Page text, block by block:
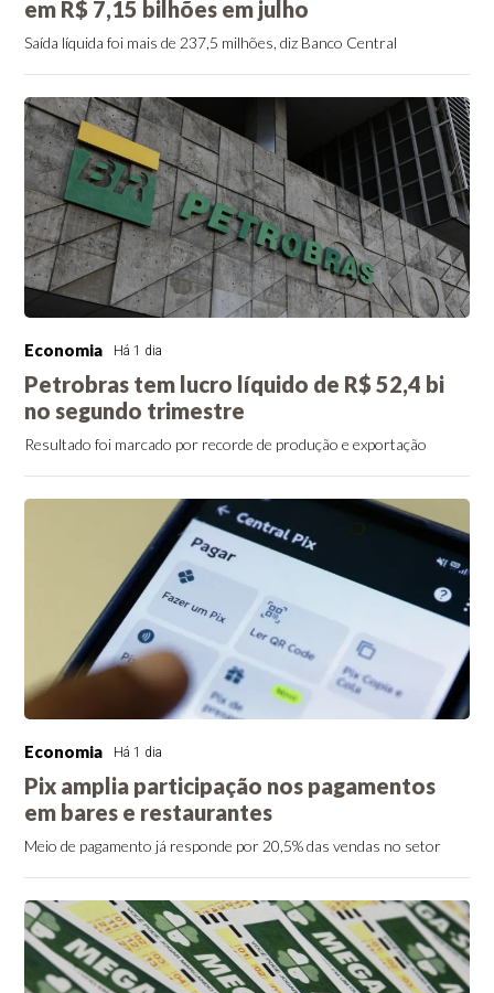
em R$ 7,15 bilhões em julho
Saída líquida foi mais de 237,5 milhões, diz Banco Central
Economia Há 1 dia
Petrobras tem lucro líquido de R$ 52,4 bi
no segundo trimestre
Resultado foi marcado por recorde de produção e exportação
Economia Há 1 dia
Pix amplia participação nos pagamentos
em bares e restaurantes
Meio de pagamento já responde por 20,5% das vendas no setor